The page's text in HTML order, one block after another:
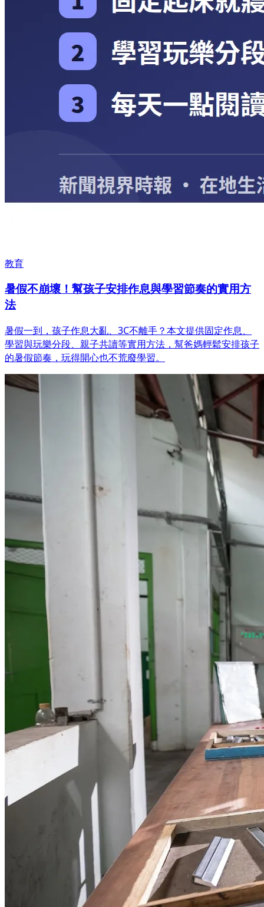
教育
暑假不崩壞！幫孩子安排作息與學習節奏的實用方
法
暑假一到，孩子作息大亂、3C不離手？本文提供固定作息、
學習與玩樂分段、親子共讀等實用方法，幫爸媽輕鬆安排孩子
的暑假節奏，玩得開心也不荒廢學習。